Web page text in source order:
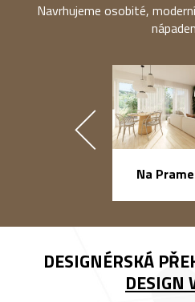
Navrhujeme osobité,
Na
DESIGNÉRSKÁ
DESIGN